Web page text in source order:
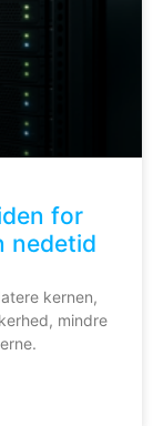
for
nedetid
kernen,
mindre